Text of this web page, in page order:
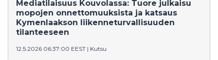
onnettomuuksista hieman alle viidenneksen (19 %) eli
vuosittain keskimäärin yksitoista onnettomuutta.
Suurimmassa osassa aiheuttajana oli toinen
Mediatilaisuus Kouvolassa: Tuore julkaisu
mopojen onnettomuuksista ja katsaus
Kymenlaakson liikenneturvallisuuden
tilanteeseen
12.5.2026 06:37:00 EEST | Kutsu